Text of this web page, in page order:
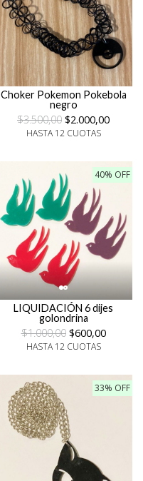
Choker Pokemon Pokebola
negro
$3.500,00 $2.000,00
HASTA 12 CUOTAS
40% OFF
LIQUIDACIÓN 6 dijes
golondrina
$1.000,00$600,00
HASTA 12 CUOTAS
33% OFF